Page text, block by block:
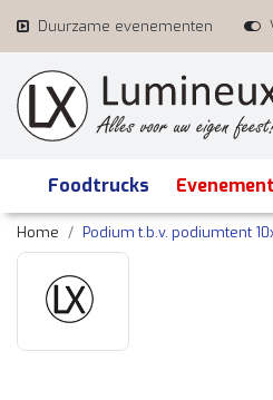
Duurzame evenementen
Foodtrucks
Home Podium t.b.v. podiumtent